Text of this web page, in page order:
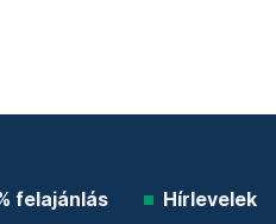
felajánlás Hírlevelek